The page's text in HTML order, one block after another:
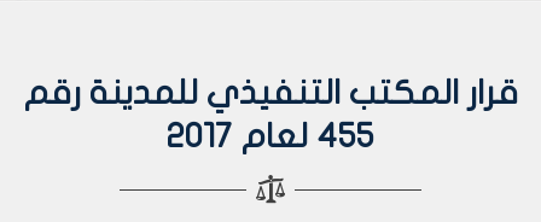
قرار المكتب التنفيذي للمدينة رقم
455 لعام 2017